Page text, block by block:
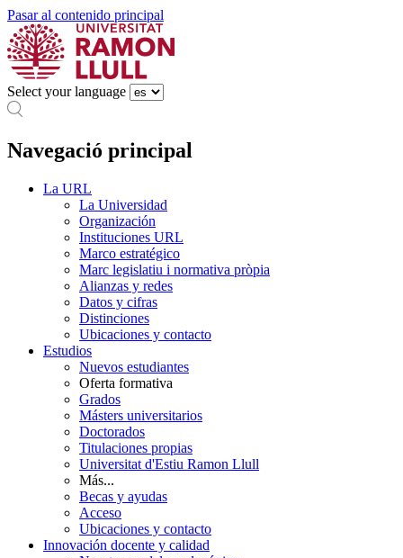
Pasar al contenido principal
Select your language
Navegació principal
La URL
La Universidad
Organización
Instituciones URL
Marco estratégico
Marc legislatiu i normativa pròpia
Alianzas y redes
Datos y cifras
Distinciones
Ubicaciones y contacto
Estudios
Nuevos estudiantes
Oferta formativa
Grados
Másters universitarios
Doctorados
Titulaciones propias
Universitat d'Estiu Ramon Llull
Más...
Becas y ayudas
Acceso
Ubicaciones y contacto
Innovación docente y calidad